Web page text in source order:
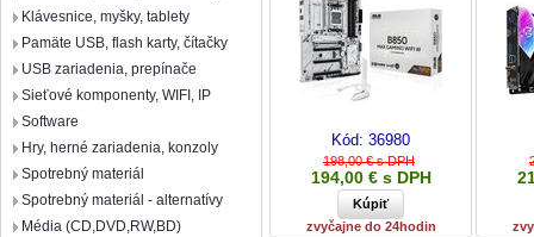
Klávesnice, myšky, tablety
Pamäte USB, flash karty, čítačky
USB zariadenia, prepínače
Sieťové komponenty, WIFI, IP
Software
Hry, herné zariadenia, konzoly
Spotrebný materiál
Spotrebný materiál - alternatívy
Média (CD,DVD,RW,BD)
Kód: 36980
198,00 € s DPH
194,00 € s DPH
zvyčajne do 24hodin